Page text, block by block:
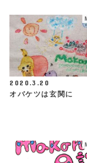
2020.3.20
オバケツは玄関に